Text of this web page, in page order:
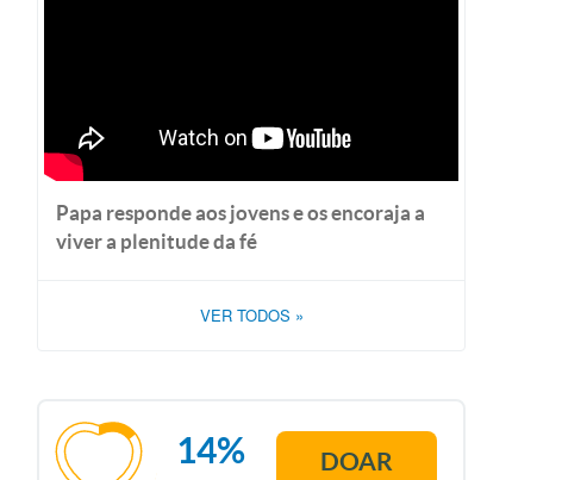
Papa responde aos jovens e os encoraja a
viver a plenitude da fé
VER TODOS »
14% DOAR